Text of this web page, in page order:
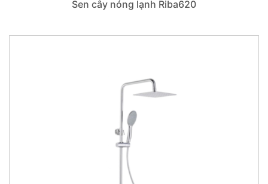
Sen cây nóng lạnh Riba620